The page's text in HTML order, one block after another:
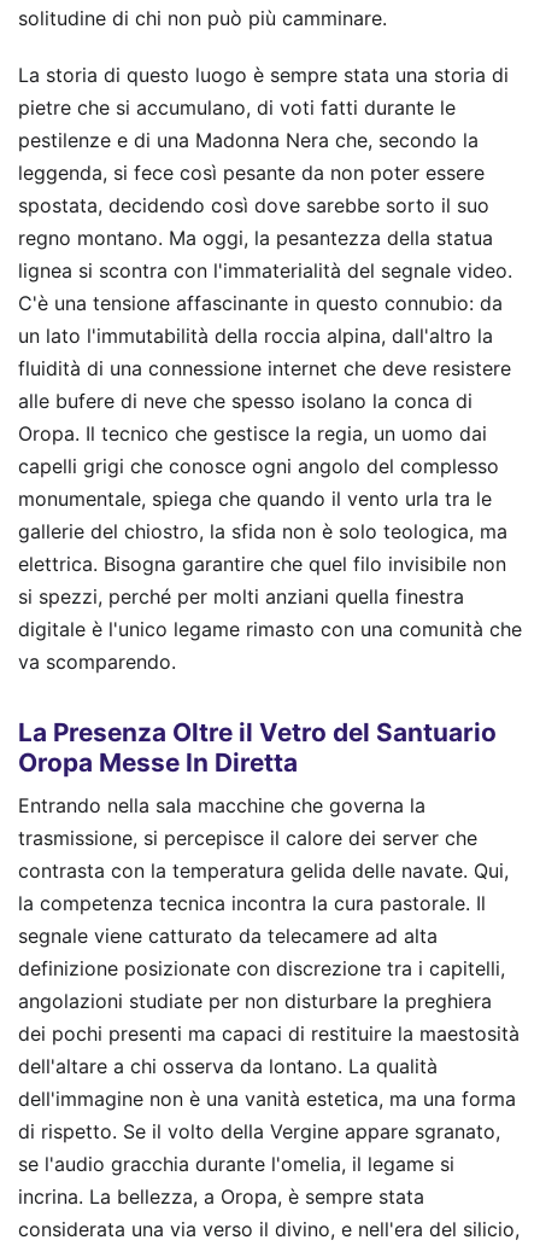
solitudine di chi non può più camminare.
La storia di questo luogo è sempre stata una storia di
pietre che si accumulano, di voti fatti durante le
pestilenze e di una Madonna Nera che, secondo la
leggenda, si fece così pesante da non poter essere
spostata, decidendo così dove sarebbe sorto il suo
regno montano. Ma oggi, la pesantezza della statua
lignea si scontra con l'immaterialità del segnale video.
C'è una tensione affascinante in questo connubio: da
un lato l'immutabilità della roccia alpina, dall'altro la
fluidità di una connessione internet che deve resistere
alle bufere di neve che spesso isolano la conca di
Oropa. Il tecnico che gestisce la regia, un uomo dai
capelli grigi che conosce ogni angolo del complesso
monumentale, spiega che quando il vento urla tra le
gallerie del chiostro, la sfida non è solo teologica, ma
elettrica. Bisogna garantire che quel filo invisibile non
si spezzi, perché per molti anziani quella finestra
digitale è l'unico legame rimasto con una comunità che
va scomparendo.
La Presenza Oltre il Vetro del Santuario
Oropa Messe In Diretta
Entrando nella sala macchine che governa la
trasmissione, si percepisce il calore dei server che
contrasta con la temperatura gelida delle navate. Qui,
la competenza tecnica incontra la cura pastorale. Il
segnale viene catturato da telecamere ad alta
definizione posizionate con discrezione tra i capitelli,
angolazioni studiate per non disturbare la preghiera
dei pochi presenti ma capaci di restituire la maestosità
dell'altare a chi osserva da lontano. La qualità
dell'immagine non è una vanità estetica, ma una forma
di rispetto. Se il volto della Vergine appare sgranato,
se l'audio gracchia durante l'omelia, il legame si
incrina. La bellezza, a Oropa, è sempre stata
considerata una via verso il divino, e nell'era del silicio,